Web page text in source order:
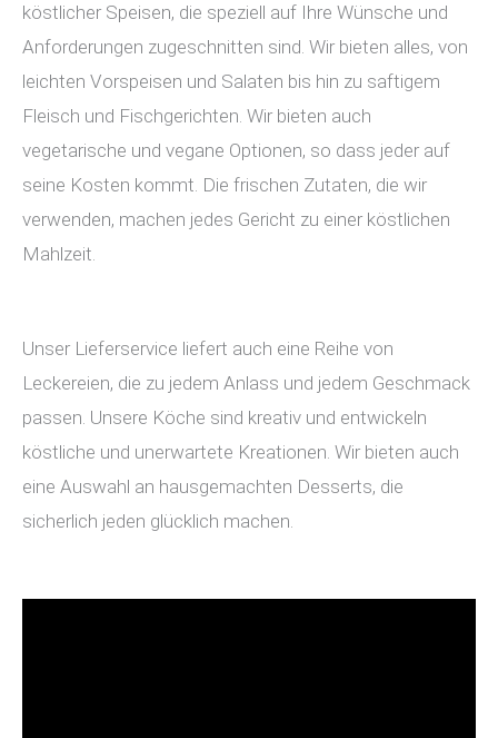
köstlicher Speisen, die speziell auf Ihre Wünsche und
Anforderungen zugeschnitten sind. Wir bieten alles, von
leichten Vorspeisen und Salaten bis hin zu saftigem
Fleisch und Fischgerichten. Wir bieten auch
vegetarische und vegane Optionen, so dass jeder auf
seine Kosten kommt. Die frischen Zutaten, die wir
verwenden, machen jedes Gericht zu einer köstlichen
Mahlzeit.
Unser Lieferservice liefert auch eine Reihe von
Leckereien, die zu jedem Anlass und jedem Geschmack
passen. Unsere Köche sind kreativ und entwickeln
köstliche und unerwartete Kreationen. Wir bieten auch
eine Auswahl an hausgemachten Desserts, die
sicherlich jeden glücklich machen.